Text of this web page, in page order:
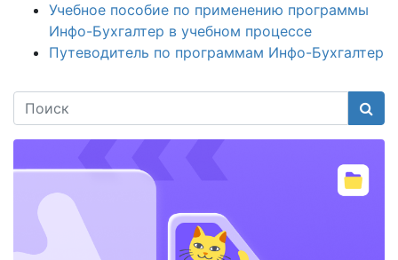
Учебное пособие по применению программы
Инфо-Бухгалтер в учебном процессе
Путеводитель по программам Инфо-Бухгалтер